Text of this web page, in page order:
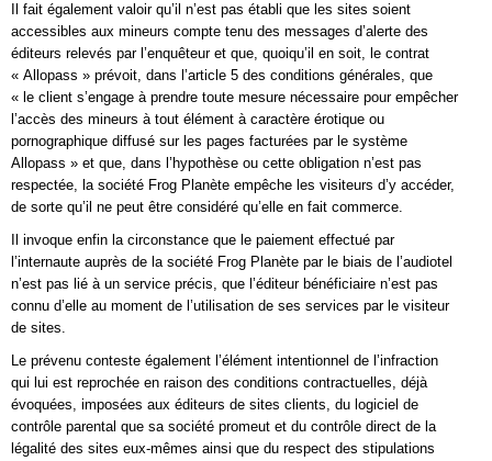
Il fait également valoir qu’il n’est pas établi que les sites soient
accessibles aux mineurs compte tenu des messages d’alerte des
éditeurs relevés par l’enquêteur et que, quoiqu’il en soit, le contrat
« Allopass » prévoit, dans l’article 5 des conditions générales, que
« le client s’engage à prendre toute mesure nécessaire pour empêcher
l’accès des mineurs à tout élément à caractère érotique ou
pornographique diffusé sur les pages facturées par le système
Allopass » et que, dans l’hypothèse ou cette obligation n’est pas
respectée, la société Frog Planète empêche les visiteurs d’y accéder,
de sorte qu’il ne peut être considéré qu’elle en fait commerce.
Il invoque enfin la circonstance que le paiement effectué par
l’internaute auprès de la société Frog Planète par le biais de l’audiotel
n’est pas lié à un service précis, que l’éditeur bénéficiaire n’est pas
connu d’elle au moment de l’utilisation de ses services par le visiteur
de sites.
Le prévenu conteste également l’élément intentionnel de l’infraction
qui lui est reprochée en raison des conditions contractuelles, déjà
évoquées, imposées aux éditeurs de sites clients, du logiciel de
contrôle parental que sa société promeut et du contrôle direct de la
légalité des sites eux-mêmes ainsi que du respect des stipulations